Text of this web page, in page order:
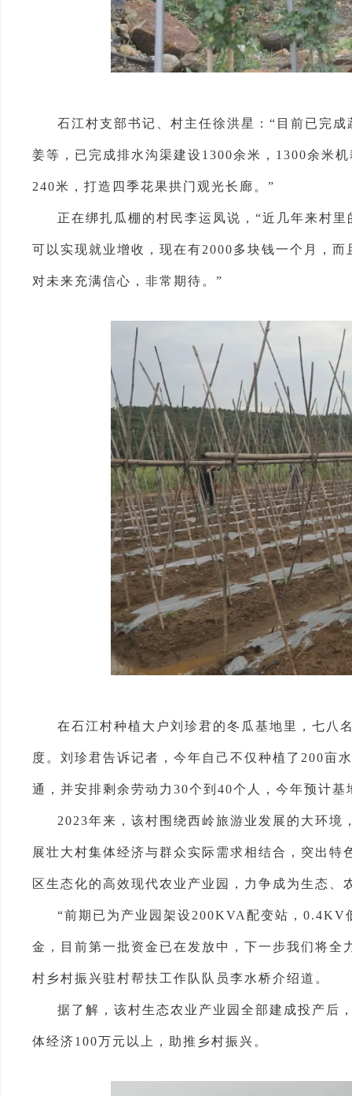
石江村支部书记、村主任徐洪星：“目前已完
姜等，已完成排水沟渠建设1300余米，1300余米
240米，打造四季花果拱门观光长廊。”
正在绑扎瓜棚的村民李运凤说，“近几年来村
可以实现就业增收，现在有2000多块钱一个月，
对未来充满信心，非常期待。”
在石江村种植大户刘珍君的冬瓜基地里，七八
度。刘珍君告诉记者，今年自己不仅种植了200亩
通，并安排剩余劳动力30个到40个人，今年预计
2023年来，该村围绕西岭旅游业发展的大环
展壮大村集体经济与群众实际需求相结合，突出
区生态化的高效现代农业产业园，力争成为生态
“前期已为产业园架设200KVA配变站，0.4KV
金，目前第一批资金已在发放中，下一步我们将
村乡村振兴驻村帮扶工作队队员李水桥介绍道。
据了解，该村生态农业产业园全部建成投产后
体经济100万元以上，助推乡村振兴。